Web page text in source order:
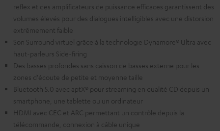
reflex et des amplificateurs de puissance efficaces garantissent des
volumes élevés pour des dialogues intelligibles avec une distorsion
extrêmement faible
Son Surround virtuel grâce à la technologie Dynamore® Ultra avec
haut-parleurs Side-firing
Des basses profondes sans caisson de basses externe pour les
zones d'écoute de petite et moyenne taille
Bluetooth 5.0 avec aptX® pour streaming en qualité CD depuis un
smartphone, une tablette ou un ordinateur
HDMI avec CEC et ARC permettant un contrôle depuis la
télécommande, connexion à câble unique